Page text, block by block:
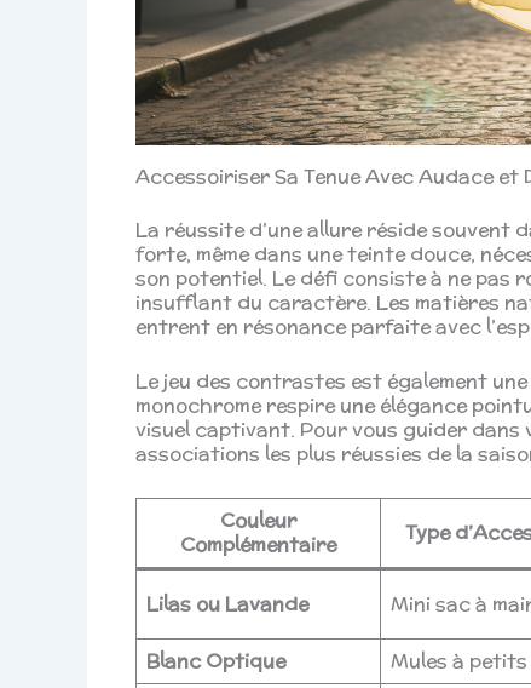
Accessoiriser Sa Tenue Avec Audace et
La réussite d’une allure réside souvent
forte, même dans une teinte douce,
son potentiel. Le défi consiste à ne pas
insufflant du caractère. Les matières
entrent en résonance parfaite avec
Le jeu des contrastes est également
monochrome respire une élégance
visuel captivant. Pour vous guider dans
associations les plus réussies de la
Couleur
Complémentaire
Type
Lilas ou Lavande Mini sac à
Blanc Optique
Mules à